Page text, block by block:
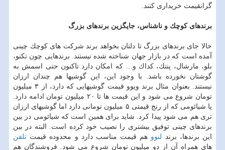
گرانقیمت خریداری كنند.
برندهای كوچك و ناشناس، جایگزین برندهای بزرگ
حالا جای برندهای بزرگ تا دلتان بخواهد برند شركت های كوچك چینی
آمده است كه در بازار جهان ‏شناخته شده نیستند. برندهایی چون تكنو،
بلو، مارشال، پنتك، كداك و… كه امكان دارد تاكنون ‏حتی اسمش به
گوشتان نخورده باشد. با وجود این، این گوشیها هم چندان ارزان
نیستند. بعنوان مثال ‏برند ویوو قیمت گوشیهایی كه دارد، از ۳ میلیون
تومان شروع می شود و این قیمت ها تا ۲۰ میلیون ‏تومان ادامه دارد.
یا شیائومی كه از رنج قیمتی ۵ میلیون تومانی دارد اما گوشیهای ارزان
تری هم ‏می شود پیدا كرد. شاید برای همین است كه شیائومی در بین
برندهای چینی توفیق بیشتری را نصیب ‏خود كرده است. البته در بین
این برندها، برند لنوو هم قیمت مناسب دارد و محدوده قیمت تلفن
های ‏همراه آن از دو میلیون تومان شروع می شود. فروشندگان هم